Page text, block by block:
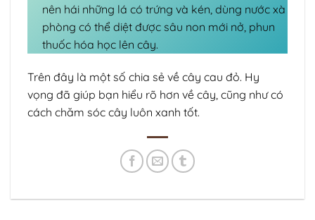
nên hái những lá có trứng và kén, dùng nước xà
phòng có thể diệt được sâu non mới nở, phun
thuốc hóa học lên cây.
Trên đây là một số chia sẻ về cây cau đỏ. Hy
vọng đã giúp bạn hiểu rõ hơn về cây, cũng như có
cách chăm sóc cây luôn xanh tốt.